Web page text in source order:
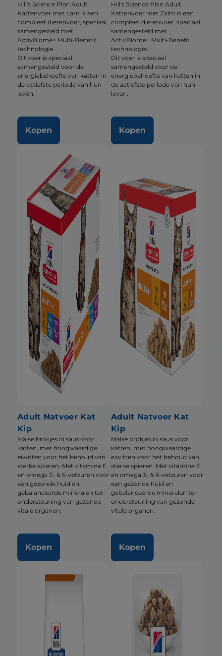
Hill's Science Plan Adult
Kattenvoer met Lam is een
compleet dierenvoer, speciaal
samengesteld met
ActivBiome+ Multi-Benefit
technologie.
Dit voer is speciaal
samengesteld voor de
energiebehoefte van katten in
de actiefste periode van hun
leven.
Kopen
Hill's Science Plan Adult
Kattenvoer met Zalm is een
compleet dierenvoer, speciaal
samengesteld met
ActivBiome+ Multi-Benefit
technologie.
Dit voer is speciaal
samengesteld voor de
energiebehoefte van katten in
de actiefste periode van hun
leven.
Kopen
Adult Natvoer Kat
Kip
Malse brokjes in saus voor
katten, met hoogwaardige
eiwitten voor het behoud van
sterke spieren. Met vitamine E
en omega 3- & 6-vetzuren voor
een gezonde huid en
gebalanceerde mineralen ter
ondersteuning van gezonde
vitale organen.
Kopen
Adult Natvoer Kat
Kip
Malse brokjes in saus voor
katten, met hoogwaardige
eiwitten voor het behoud van
sterke spieren. Met vitamine E
en omega 3- & 6-vetzuren voor
een gezonde huid en
gebalanceerde mineralen ter
ondersteuning van gezonde
vitale organen.
Kopen